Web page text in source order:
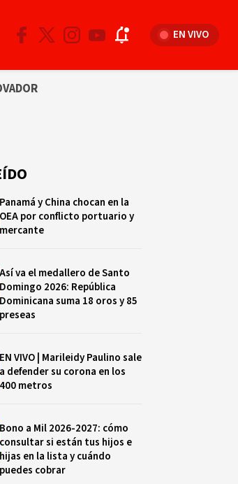
EN VIVO
Panamá y China chocan en la
OEA por conflicto portuario y
mercante
Así va el medallero de Santo
Domingo 2026: República
Dominicana suma 18 oros y 85
preseas
EN VIVO | Marileidy Paulino sale
a defender su corona en los
400 metros
Bono a Mil 2026-2027: cómo
consultar si están tus hijos e
hijas en la lista y cuándo
puedes cobrar